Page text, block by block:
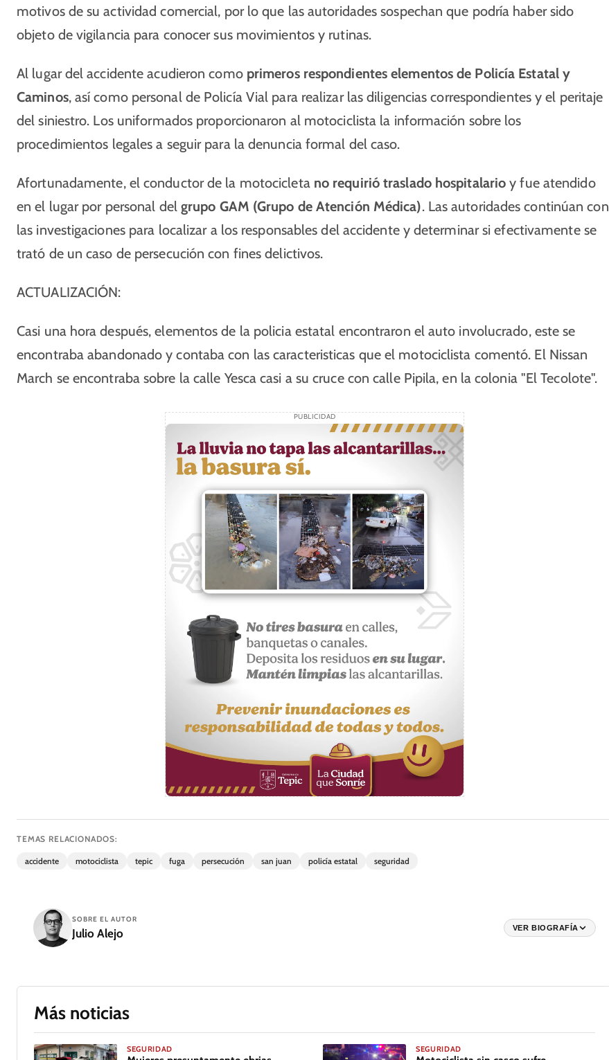
motivos de su actividad comercial, por lo que las autoridades sospechan que podría haber sido
objeto de vigilancia para conocer sus movimientos y rutinas.
Al lugar del accidente acudieron como primeros respondientes elementos de Policía Estatal y
Caminos, así como personal de Policía Vial para realizar las diligencias correspondientes y el peritaje
del siniestro. Los uniformados proporcionaron al motociclista la información sobre los
procedimientos legales a seguir para la denuncia formal del caso.
Afortunadamente, el conductor de la motocicleta no requirió traslado hospitalario y fue atendido
en el lugar por personal del grupo GAM (Grupo de Atención Médica). Las autoridades continúan con
las investigaciones para localizar a los responsables del accidente y determinar si efectivamente se
trató de un caso de persecución con fines delictivos.
ACTUALIZACIÓN:
Casi una hora después, elementos de la policia estatal encontraron el auto involucrado, este se
encontraba abandonado y contaba con las caracteristicas que el motociclista comentó. El Nissan
March se encontraba sobre la calle Yesca casi a su cruce con calle Pipila, en la colonia "El Tecolote".
PUBLICIDAD
TEMAS RELACIONADOS:
accidente motociclista tepic fuga persecución san juan policía estatal seguridad
SOBRE EL AUTOR
Julio Alejo VER BIOGRAFÍA
Más noticias
SEGURIDAD SEGURIDAD